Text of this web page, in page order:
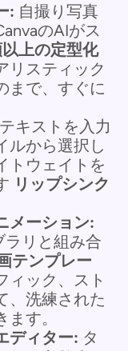
: 自撮り写真
のAIがス
上の定型化
リスティック
まで、すぐに
テキストを入力
ルから選択し
トウェイトを
リップシンク
メーション:
ラリと組み合
テンプレー
ィック、スト
、洗練された
す。
ディター: タ